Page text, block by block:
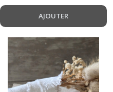
AJOUTER